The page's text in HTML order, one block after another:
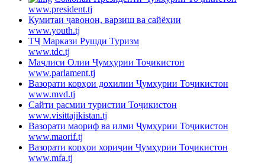
www.president.tj
Кумитаи ҷавонон, варзиш ва сайёҳии
www.youth.tj
ТҶ Маркази Рушди Туризм
www.tdc.tj
Маҷлиси Олии Ҷумҳурии Тоҷикистон
www.parlament.tj
Вазорати корҳои дохилии Ҷумҳурии Тоҷикистон
www.mvd.tj
Сайти расмии туристии Тоҷикистон
www.visittajikistan.tj
Вазорати маориф ва илми Ҷумҳурии Тоҷикистон
www.maorif.tj
Вазорати корҳои хориҷии Ҷумҳурии Тоҷикистон
www.mfa.tj